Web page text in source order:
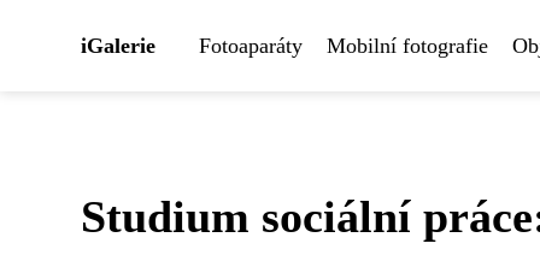
iGalerie Fotoaparáty Mobilní fotografie
Studium sociální